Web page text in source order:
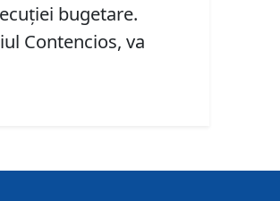
bugetare.
Contencios, va